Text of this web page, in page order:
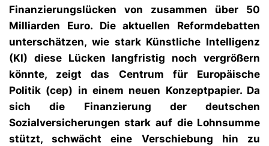
Finanzierungslücken von zusammen über 50
Milliarden Euro. Die aktuellen Reformdebatten
unterschätzen, wie stark Künstliche Intelligenz
(KI) diese Lücken langfristig noch vergrößern
könnte, zeigt das Centrum für Europäische
Politik (cep) in einem neuen Konzeptpapier. Da
sich die Finanzierung der deutschen
Sozialversicherungen stark auf die Lohnsumme
stützt, schwächt eine Verschiebung hin zu